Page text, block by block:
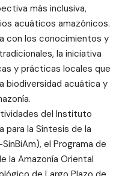
más inclusiva,
acuáticos amazónicos.
con los conocimientos y
la iniciativa
y prácticas locales que
biodiversidad acuática y
del Instituto
para la Síntesis de la
el Programa de
la Amazonía Oriental